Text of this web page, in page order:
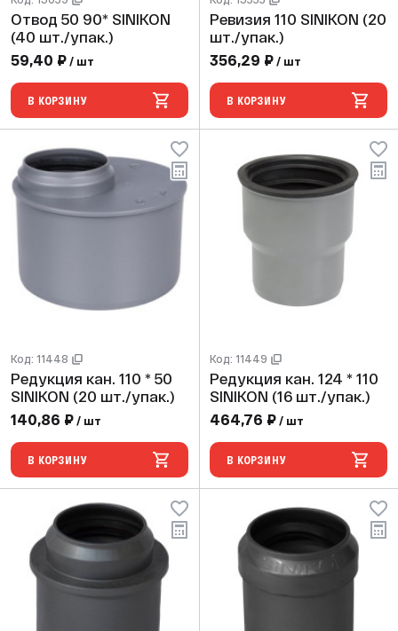
Отвод 50 90* SINIKON
(40 шт./упак.)
59,40 ₽ / шт
В КОРЗИНУ
Ревизия 110 SINIKON (20
шт./упак.)
356,29 ₽ / шт
В КОРЗИНУ
Код: 11448
Редукция кан. 110 * 50
SINIKON (20 шт./упак.)
140,86 ₽ / шт
В КОРЗИНУ
Код: 11449
Редукция кан. 124 * 110
SINIKON (16 шт./упак.)
464,76 ₽ / шт
В КОРЗИНУ